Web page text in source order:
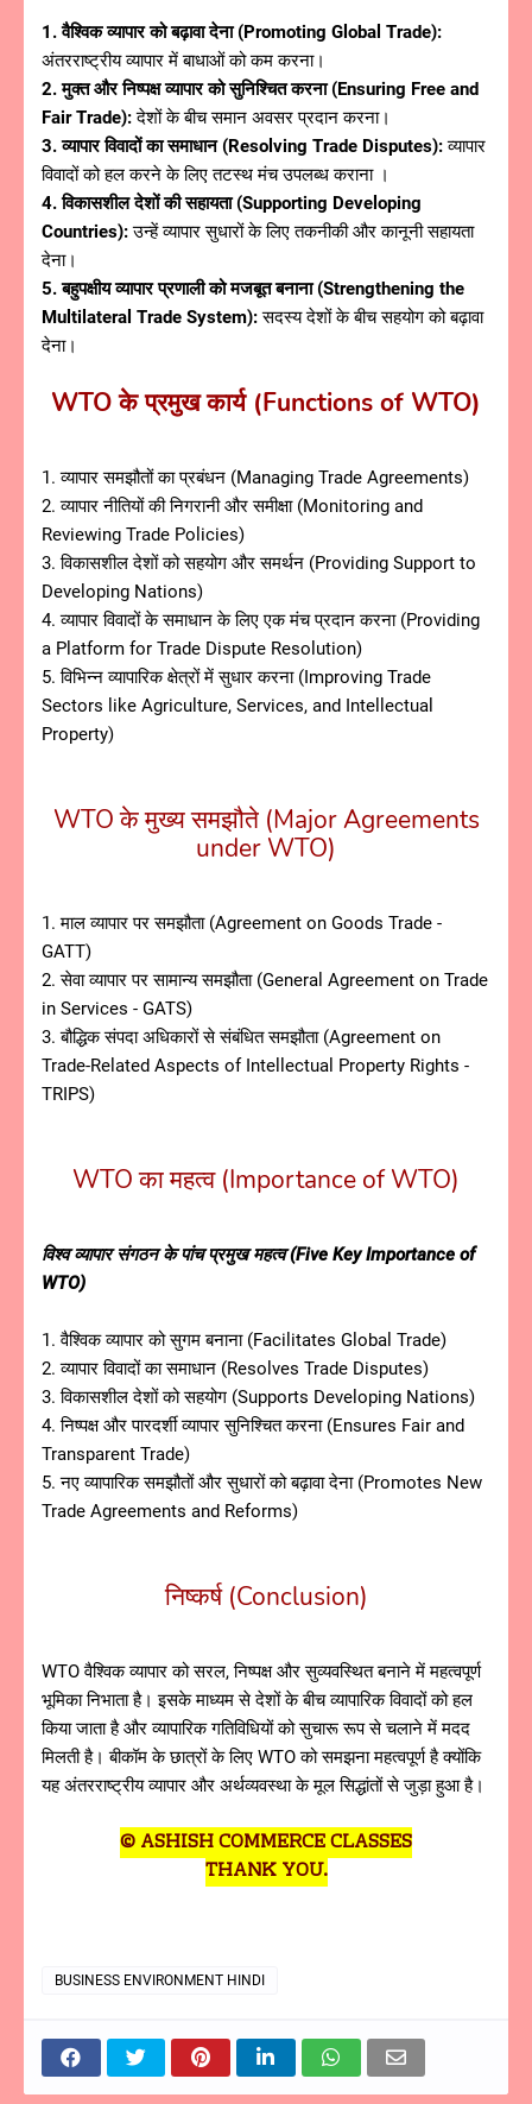
1. वैश्विक व्यापार को बढ़ावा देना (Promoting Global Trade):
अंतरराष्ट्रीय व्यापार में बाधाओं को कम करना।
2. मुक्त और निष्पक्ष व्यापार को सुनिश्चित करना (Ensuring Free and
Fair Trade):देशों के बीच समान अवसर प्रदान करना।
3. व्यापार विवादों का समाधान (Resolving Trade Disputes):व्यापार
विवादों को हल करने के लिए तटस्थ मंच उपलब्ध कराना ।
4. विकासशील देशों की सहायता (Supporting Developing
Countries):उन्हें व्यापार सुधारों के लिए तकनीकी और कानूनी सहायता
देना।
5. बहुपक्षीय व्यापार प्रणाली को मजबूत बनाना (Strengthening the
Multilateral Trade System):सदस्य देशों के बीच सहयोग को बढ़ावा
देना।
WTO के प्रमुख कार्य (Functions of WTO)
1. व्यापार समझौतों का प्रबंधन (Managing Trade Agreements)
2. व्यापार नीतियों की निगरानी और समीक्षा (Monitoring and
Reviewing Trade Policies)
3. विकासशील देशों को सहयोग और समर्थन (Providing Support to
Developing Nations)
4. व्यापार विवादों के समाधान के लिए एक मंच प्रदान करना (Providing
a Platform for Trade Dispute Resolution)
5. विभिन्न व्यापारिक क्षेत्रों में सुधार करना (Improving Trade
Sectors like Agriculture, Services, and Intellectual
Property)
WTO के मुख्य समझौते (Major Agreements
under WTO)
1. माल व्यापार पर समझौता (Agreement on Goods Trade -
GATT)
2. सेवा व्यापार पर सामान्य समझौता (General Agreement on Trade
in Services - GATS)
3. बौद्धिक संपदा अधिकारों से संबंधित समझौता (Agreement on
Trade-Related Aspects of Intellectual Property Rights -
TRIPS)
WTO का महत्व (Importance of WTO)
विश्व व्यापार संगठन के पांच प्रमुख महत्व (Five Key Importance of
WTO)
1. वैश्विक व्यापार को सुगम बनाना (Facilitates Global Trade)
2. व्यापार विवादों का समाधान (Resolves Trade Disputes)
3. विकासशील देशों को सहयोग (Supports Developing Nations)
4. निष्पक्ष और पारदर्शी व्यापार सुनिश्चित करना (Ensures Fair and
Transparent Trade)
5. नए व्यापारिक समझौतों और सुधारों को बढ़ावा देना (Promotes New
Trade Agreements and Reforms)
निष्कर्ष (Conclusion)
WTO वैश्विक व्यापार को सरल, निष्पक्ष और सुव्यवस्थित बनाने में महत्वपूर्ण
भूमिका निभाता है। इसके माध्यम से देशों के बीच व्यापारिक विवादों को हल
किया जाता है और व्यापारिक गतिविधियों को सुचारू रूप से चलाने में मदद
मिलती है। बीकॉम के छात्रों के लिए WTO को समझना महत्वपूर्ण है क्योंकि
यह अंतरराष्ट्रीय व्यापार और अर्थव्यवस्था के मूल सिद्धांतों से जुड़ा हुआ है।
© ASHISH COMMERCE CLASSES
THANK YOU.
BUSINESS ENVIRONMENT HINDI